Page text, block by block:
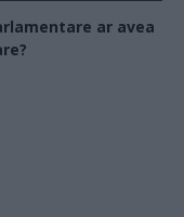
ar avea